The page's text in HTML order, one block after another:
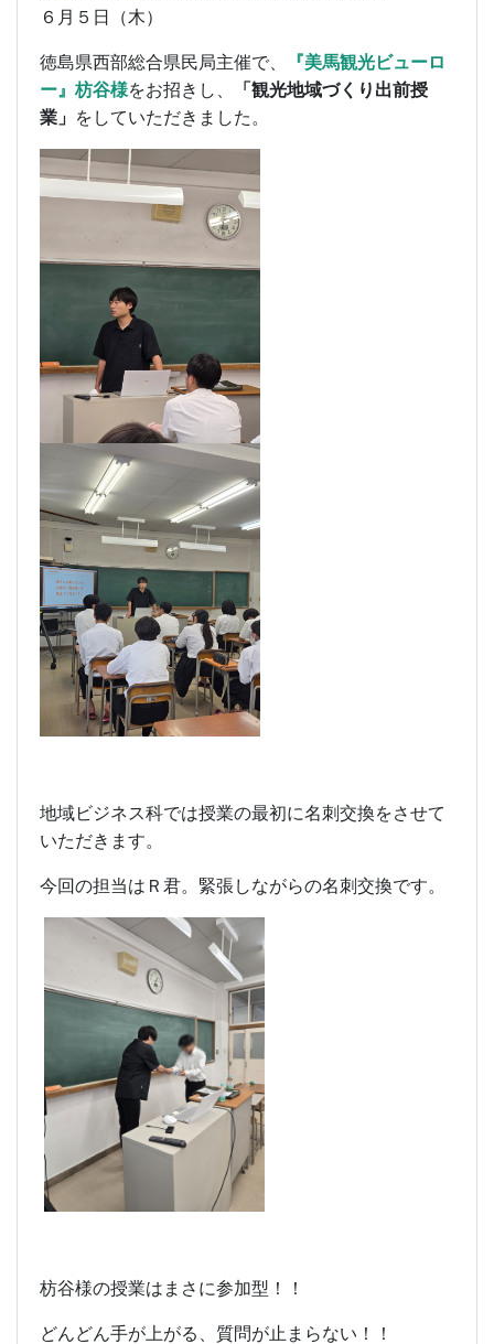
６月５日（木）
徳島県西部総合県民局主催で、
『美馬観光ビューロ
ー』枋谷様をお招きし、
「観光地域づくり出前授
業」 をしていただきました。
地域ビジネス科では授業の最初に名刺交換をさせて
いただきます。
今回の担当はＲ君。緊張しながらの名刺交換です。
枋谷様の授業はまさに参加型！！
どんどん手が上がる、質問が止まらない！！